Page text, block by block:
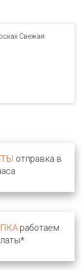
Свежая
отправка в
работаем